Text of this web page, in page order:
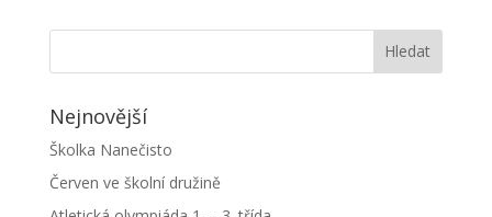
Nejnovější
Školka Nanečisto
Červen ve školní družině